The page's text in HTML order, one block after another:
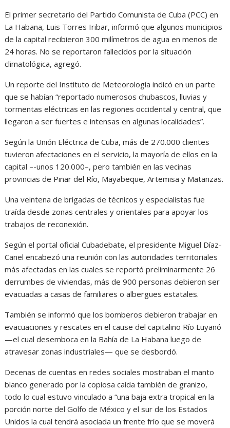
El primer secretario del Partido Comunista de Cuba (PCC) en
La Habana, Luis Torres Iribar, informó que algunos municipios
de la capital recibieron 300 milímetros de agua en menos de
24 horas. No se reportaron fallecidos por la situación
climatológica, agregó.
Un reporte del Instituto de Meteorología indicó en un parte
que se habían “reportado numerosos chubascos, lluvias y
tormentas eléctricas en las regiones occidental y central, que
llegaron a ser fuertes e intensas en algunas localidades”.
Según la Unión Eléctrica de Cuba, más de 270.000 clientes
tuvieron afectaciones en el servicio, la mayoría de ellos en la
capital –-unos 120.000–, pero también en las vecinas
provincias de Pinar del Río, Mayabeque, Artemisa y Matanzas.
Una veintena de brigadas de técnicos y especialistas fue
traída desde zonas centrales y orientales para apoyar los
trabajos de reconexión.
Según el portal oficial Cubadebate, el presidente Miguel Díaz-
Canel encabezó una reunión con las autoridades territoriales
más afectadas en las cuales se reportó preliminarmente 26
derrumbes de viviendas, más de 900 personas debieron ser
evacuadas a casas de familiares o albergues estatales.
También se informó que los bomberos debieron trabajar en
evacuaciones y rescates en el cause del capitalino Río Luyanó
—el cual desemboca en la Bahía de La Habana luego de
atravesar zonas industriales— que se desbordó.
Decenas de cuentas en redes sociales mostraban el manto
blanco generado por la copiosa caída también de granizo,
todo lo cual estuvo vinculado a “una baja extra tropical en la
porción norte del Golfo de México y el sur de los Estados
Unidos la cual tendrá asociada un frente frío que se moverá